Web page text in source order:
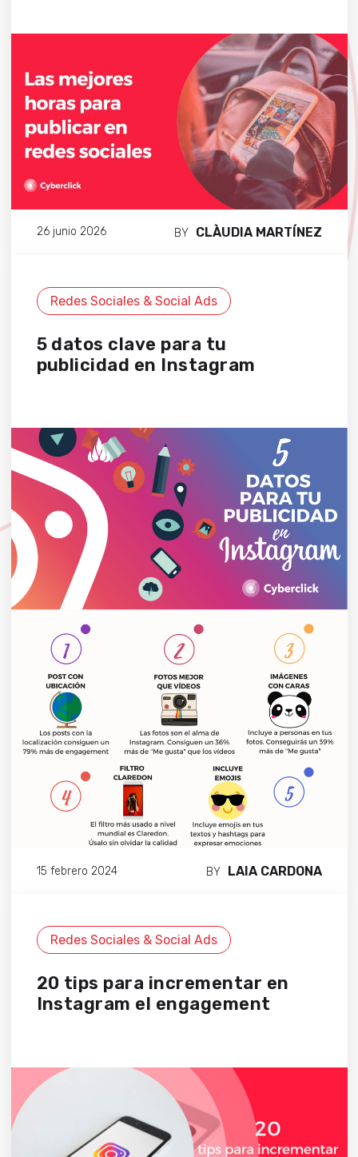
26 junio 2026 BY CLÀUDIA MARTÍNEZ
Redes Sociales & Social Ads
5 datos clave para tu
publicidad en Instagram
15 febrero 2024 BY LAIA CARDONA
Redes Sociales & Social Ads
20 tips para incrementar en
Instagram el engagement